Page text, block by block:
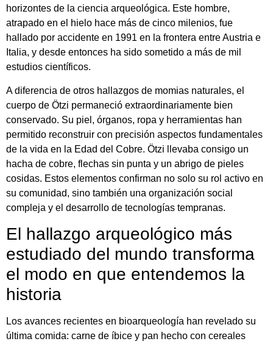
horizontes de la ciencia arqueológica. Este hombre,
atrapado en el hielo hace más de cinco milenios, fue
hallado por accidente en 1991 en la frontera entre Austria e
Italia, y desde entonces ha sido sometido a más de mil
estudios científicos.
A diferencia de otros hallazgos de momias naturales, el
cuerpo de Ötzi permaneció extraordinariamente bien
conservado. Su piel, órganos, ropa y herramientas han
permitido reconstruir con precisión aspectos fundamentales
de la vida en la Edad del Cobre. Ötzi llevaba consigo un
hacha de cobre, flechas sin punta y un abrigo de pieles
cosidas. Estos elementos confirman no solo su rol activo en
su comunidad, sino también una organización social
compleja y el desarrollo de tecnologías tempranas.
El hallazgo arqueológico más
estudiado del mundo transforma
el modo en que entendemos la
historia
Los avances recientes en bioarqueología han revelado su
última comida: carne de íbice y pan hecho con cereales